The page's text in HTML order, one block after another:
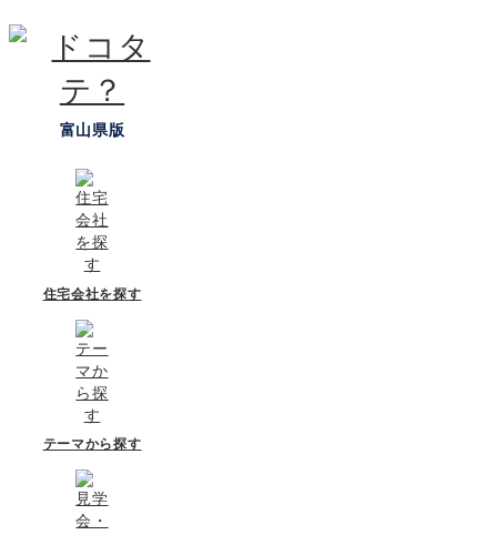
富山県版
住宅会社を探す
テーマから探す